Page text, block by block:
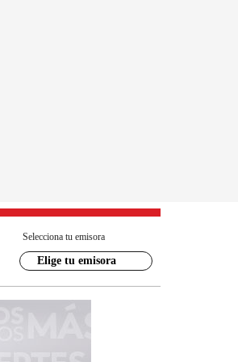
Selecciona tu emisora
Elige tu emisora